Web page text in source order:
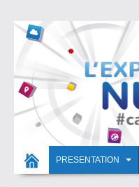
PRESENTATION